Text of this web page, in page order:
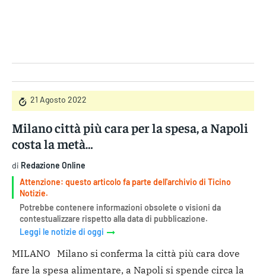
21 Agosto 2022
Milano città più cara per la spesa, a Napoli
costa la metà…
di Redazione Online
Attenzione: questo articolo fa parte dell'archivio di Ticino
Notizie.
Potrebbe contenere informazioni obsolete o visioni da
contestualizzare rispetto alla data di pubblicazione.
Leggi le notizie di oggi
MILANO Milano si conferma la città più cara dove
fare la spesa alimentare, a Napoli si spende circa la